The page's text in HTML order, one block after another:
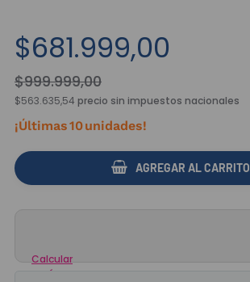
$681.999,00
$999.999,00
$563.635,54 precio sin impuestos nacionales
¡Últimas10unidades!
AGREGAR AL CARRITO
Calcular
envío